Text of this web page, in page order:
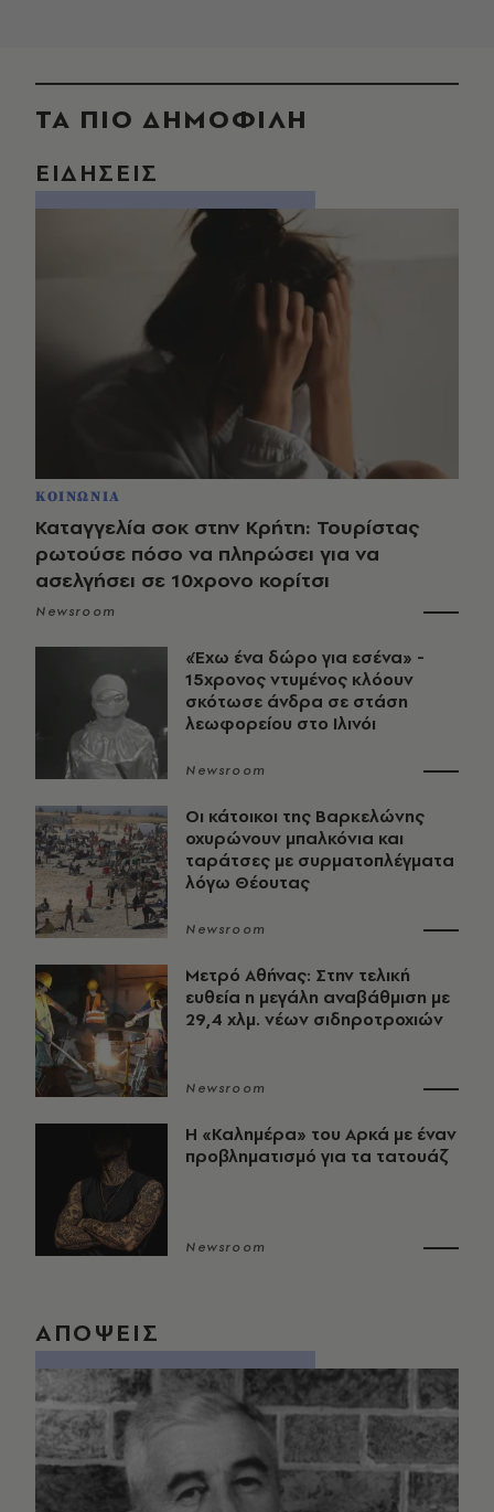
ΤΑ ΠΙΟ ΔΗΜΟΦΙΛΗ
ΕΙΔΗΣΕΙΣ
ΚΟΙΝΩΝΙΑ
Καταγγελία σοκ στην Κρήτη: Τουρίστας
ρωτούσε πόσο να πληρώσει για να
ασελγήσει σε 10χρονο κορίτσι
Newsroom
«Έχω ένα δώρο για εσένα» -
15χρονος ντυμένος κλόουν
σκότωσε άνδρα σε στάση
λεωφορείου στο Ιλινόι
Newsroom
Οι κάτοικοι της Βαρκελώνης
οχυρώνουν μπαλκόνια και
ταράτσες με συρματοπλέγματα
λόγω Θέουτας
Newsroom
Μετρό Αθήνας: Στην τελική
ευθεία η μεγάλη αναβάθμιση με
29,4 χλμ. νέων σιδηροτροχιών
Newsroom
Η «Καλημέρα» του Αρκά με έναν
προβληματισμό για τα τατουάζ
Newsroom
ΑΠΟΨΕΙΣ